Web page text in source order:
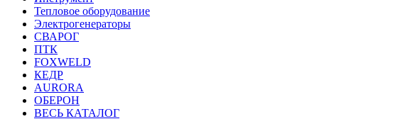
Тепловое оборудование
Электрогенераторы
СВАРОГ
ПТК
FOXWELD
КЕДР
AURORA
ОБЕРОН
ВЕСЬ КАТАЛОГ